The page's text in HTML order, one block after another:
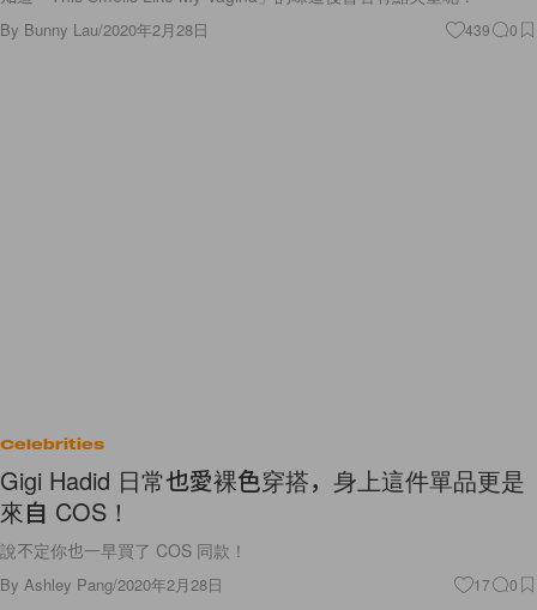
By Bunny Lau/2020年2月28日 439 0
Celebrities
Gigi Hadid 日常也愛裸色穿搭，身上這件單品更是
來自 COS！
說不定你也一早買了 COS 同款！
By Ashley Pang/2020年2月28日 17 0